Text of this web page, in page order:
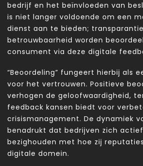
bedrijf en het beïnvloeden van
is niet langer voldoende om een
dienst aan te bieden;
betrouwbaarheid worden
consument via deze digitale
“Beoordeling” fungeert hierbij als
voor het vertrouwen. Positieve
verhogen de geloofwaardigheid,
feedback kansen biedt voor
crisismanagement. De dynamiek
benadrukt dat bedrijven zich
bezighouden met hoe zij
digitale domein.